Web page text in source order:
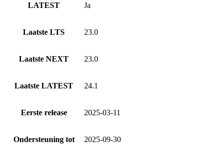
LATEST Ja
Laatste LTS 23.0
Laatste NEXT 23.0
Laatste LATEST 24.1
Eerste release 2025-03-11
Ondersteuning tot 2025-09-30